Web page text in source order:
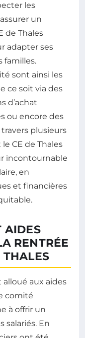
les
un
de Thales
adapter ses
familles.
sont ainsi les
ce soit via des
d’achat
ou encore des
plusieurs
CE de Thales
incontournable
en
et financières
AIDES
RENTRÉE
THALES
aux aides
comité
à offrir un
salariés. En